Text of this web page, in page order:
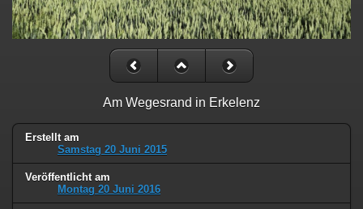
Am Wegesrand in Erkelenz
Erstellt am
Samstag 20 Juni 2015
Veröffentlicht am
Montag 20 Juni 2016